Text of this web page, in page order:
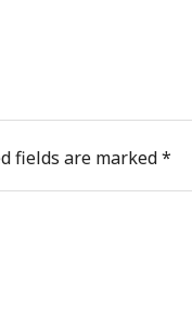
fields are marked*